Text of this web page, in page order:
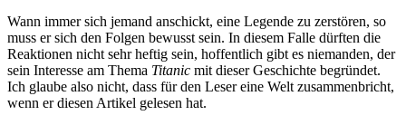
Wann immer sich jemand anschickt, eine Legende zu zerstören, so
muss er sich den Folgen bewusst sein. In diesem Falle dürften die
Reaktionen nicht sehr heftig sein, hoffentlich gibt es niemanden, der
sein Interesse am Thema Titanic mit dieser Geschichte begründet.
Ich glaube also nicht, dass für den Leser eine Welt zusammenbricht,
wenn er diesen Artikel gelesen hat.